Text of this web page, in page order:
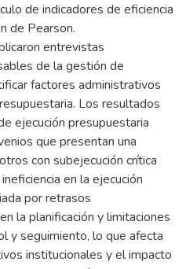
de indicadores de eficiencia
de Pearson.
entrevistas
de la gestión de
factores administrativos
Los resultados
ejecución presupuestaria
que presentan una
con subejecución crítica
en la ejecución
por retrasos
la planificación y limitaciones
y seguimiento, lo que afecta
institucionales y el impacto